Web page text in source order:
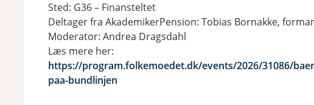
Sted: G36 – Finansteltet
Deltager fra AkademikerPension: Tobias Bornakke,
Moderator: Andrea Dragsdahl
Læs mere her:
https://program.folkemoedet.dk/events/2026/31086/
paa-bundlinjen